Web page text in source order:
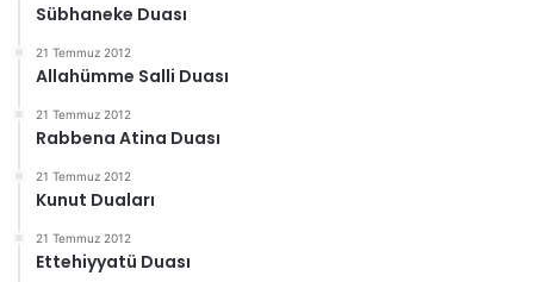
Sübhaneke Duası
21 Temmuz 2012
Allahümme Salli Duası
21 Temmuz 2012
Rabbena Atina Duası
21 Temmuz 2012
Kunut Duaları
21 Temmuz 2012
Ettehiyyatü Duası